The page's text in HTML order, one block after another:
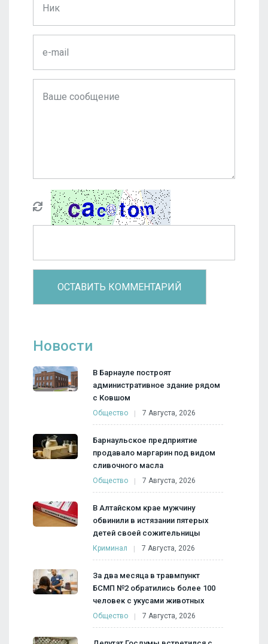
Новости
В Барнауле построят
административное здание рядом
с Ковшом
Общество 7 Августа, 2026
Барнаульское предприятие
продавало маргарин под видом
сливочного масла
Общество 7 Августа, 2026
В Алтайском крае мужчину
обвинили в истязании пятерых
детей своей сожительницы
Криминал 7 Августа, 2026
За два месяца в травмпункт
БСМП №2 обратились более 100
человек с укусами животных
Общество 7 Августа, 2026